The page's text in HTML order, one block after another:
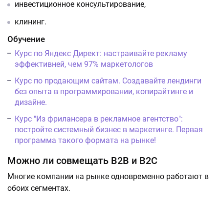
инвестиционное консультирование,
клининг.
Обучение
Курс по Яндекс Директ: настраивайте рекламу
эффективней, чем 97% маркетологов
Курс по продающим сайтам. Создавайте лендинги
без опыта в программировании, копирайтинге и
дизайне.
Курс "Из фрилансера в рекламное агентство":
постройте системный бизнес в маркетинге. Первая
программа такого формата на рынке!
Можно ли совмещать B2B и B2C
Многие компании на рынке одновременно работают в
обоих сегментах.